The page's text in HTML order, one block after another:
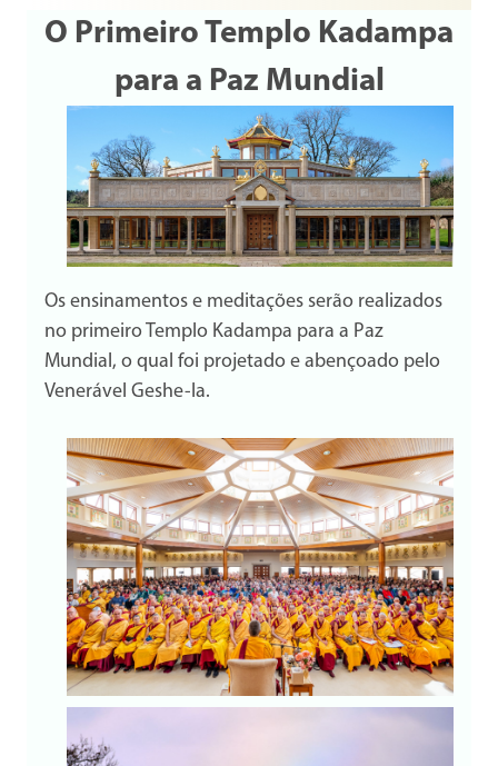
O Primeiro Templo Kadampa
para a Paz Mundial
Os ensinamentos e meditações serão realizados
no primeiro Templo Kadampa para a Paz
Mundial, o qual foi projetado e abençoado pelo
Venerável Geshe-la.